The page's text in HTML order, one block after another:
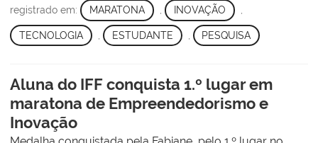
registrado em: MARATONA , INOVAÇÃO ,
TECNOLOGIA ESTUDANTE PESQUISA
Aluna do IFF conquista 1.º lugar em
maratona de Empreendedorismo e
Inovação